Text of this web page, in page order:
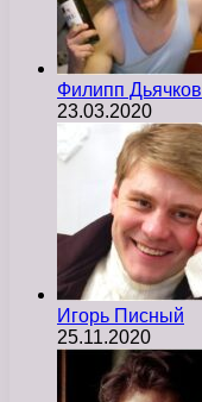
Филипп Дьячков
23.03.2020
Игорь Писный
25.11.2020